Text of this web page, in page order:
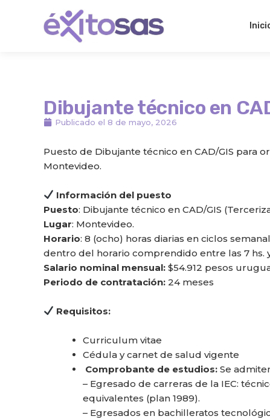
contenido
Dibujante técnico en
Publicado el 8 de mayo, 2026
Puesto de Dibujante técnico en CAD/GIS para
Montevideo.
Información del puesto
Puesto: Dibujante técnico en CAD/GIS
Lugar: Montevideo.
Horario: 8 (ocho) horas diarias en ciclos
dentro del horario comprendido entre las 7 hs. y
Salario nominal mensual: $54.912 pesos
Periodo de contratación: 24 meses
Requisitos:
Curriculum vitae
Cédula y carnet de salud vigente
Comprobante de estudios: Se
– Egresado de carreras de la IEC:
equivalentes (plan 1989).
– Egresados en bachilleratos